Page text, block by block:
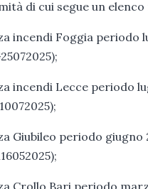
di cui segue un elenco
incendi Foggia periodo
incendi Lecce periodo
Giubileo periodo giugno